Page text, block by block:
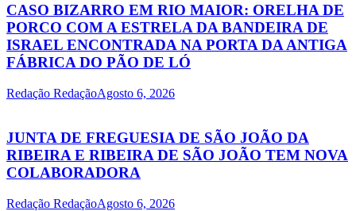
CASO BIZARRO EM RIO MAIOR: ORELHA DE
PORCO COM A ESTRELA DA BANDEIRA DE
ISRAEL ENCONTRADA NA PORTA DA ANTIGA
FÁBRICA DO PÃO DE LÓ
Redação RedaçãoAgosto 6, 2026
JUNTA DE FREGUESIA DE SÃO JOÃO DA
RIBEIRA E RIBEIRA DE SÃO JOÃO TEM NOVA
COLABORADORA
Redação RedaçãoAgosto 6, 2026